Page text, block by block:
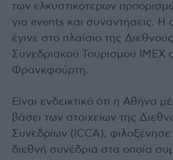
των ελκυστικότερων
για events και συναντήσεις. Η
έγινε στο πλαίσιο της
Συνεδριακού Τουρισμού IMEX
Φρανκφούρτη.
Είναι ενδεικτικό ότι η Αθήνα
βάσει των στοιχείων της
Συνεδρίων (ICCA), φιλοξένησε
διεθνή συνέδρια στα οποία